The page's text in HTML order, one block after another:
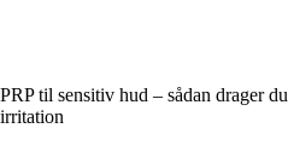
PRP til sensitiv hud – sådan drager
irritation